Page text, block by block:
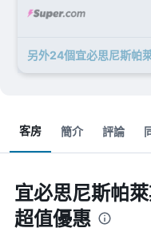
另外24個宜必思尼斯帕
客房 簡介 評論
宜必思尼斯帕
超值優惠